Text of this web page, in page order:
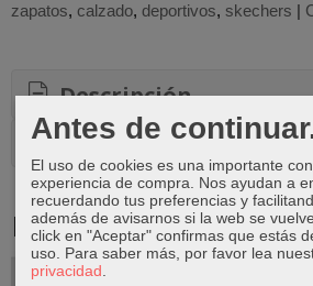
zapatos calzado deportivos skechers |
Descripción
Comentarios
Productos
Antes de
El uso de cookies es una importante
experiencia de compra. Nos ayudan a
recuerdando tus preferencias y
además de avisarnos si la web se
click en "Aceptar" confirmas que estás
uso. Para saber más, por favor lea
privacidad